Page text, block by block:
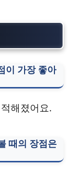
이 가장 좋아
해졌어요.
때의 장점은